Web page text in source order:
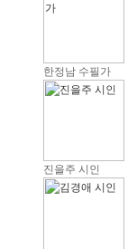
한정남 수필가
진을주 시인